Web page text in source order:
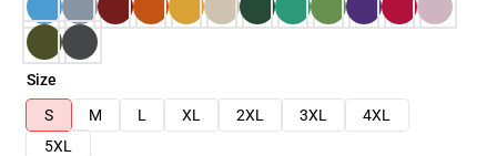
Size
S
M L XL 2XL 3XL
4XL
5XL